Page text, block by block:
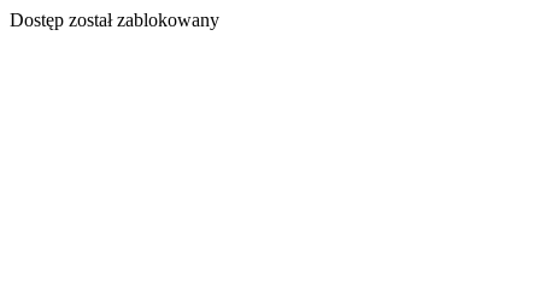
Dostęp został zablokowany